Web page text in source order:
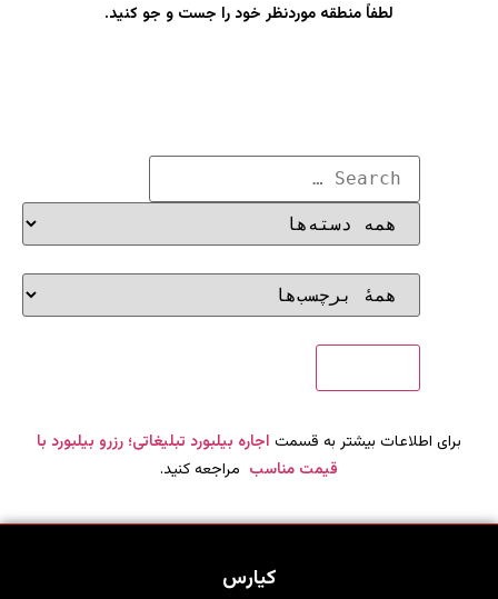
لطفاً منطقه موردنظر خود را جست و جو کنید.
برای اطلاعات بیشتر به قسمت اجاره بیلبورد تبلیغاتی؛ رزرو بیلبورد با
قیمت مناسب مراجعه کنید.
کیارس